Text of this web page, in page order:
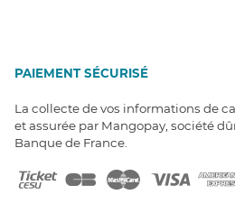
PAIEMENT SÉCURISÉ
La collecte de vos informations de
et assurée par Mangopay, société
Banque de France.